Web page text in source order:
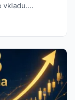
vkladu.…